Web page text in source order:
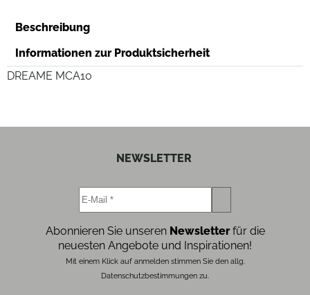
Beschreibung
Informationen zur Produktsicherheit
DREAME MCA10
NEWSLETTER
Abonnieren Sie unseren Newsletterfür die
neuesten Angebote und Inspirationen!
Mit einem Klick auf anmelden stimmen Sie den allg.
Datenschutzbestimmungen zu.